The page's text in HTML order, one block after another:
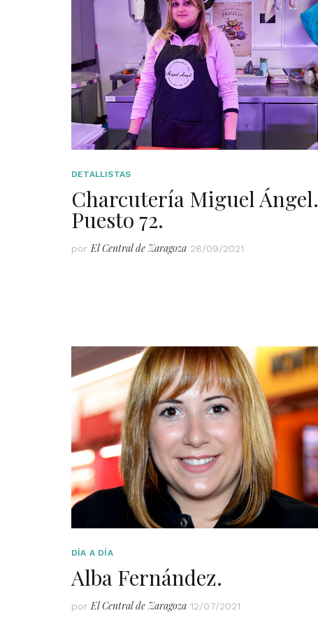
DETALLISTAS
Charcutería Miguel Ángel.
Puesto 72.
por El Central de Zaragoza 28/09/2021
DÍA A DÍA
Alba Fernández.
por El Central de Zaragoza 12/07/2021